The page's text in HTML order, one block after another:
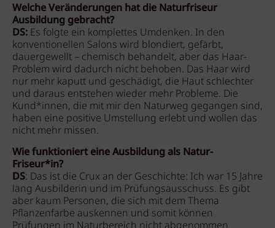
Welche Veränderungen hat die Naturfriseur
Ausbildung gebracht?
DS: Es folgte ein komplettes Umdenken. In den
konventionellen Salons wird blondiert, gefärbt,
dauergewellt – chemisch behandelt, aber das Haar-
Problem wird dadurch nicht behoben. Das Haar wird
nur mehr kaputt und geschädigt, die Haut schlechter
und daraus entstehen wieder mehr Probleme. Die
Kund*innen, die mit mir den Naturweg gegangen sind,
haben eine positive Umstellung erlebt und wollen das
nicht mehr missen.
Wie funktioniert eine Ausbildung als Natur-
Friseur*in?
DS: Das ist die Crux an der Geschichte: Ich war 15 Jahre
lang Ausbilderin und im Prüfungsausschuss. Es gibt
aber kaum Personen, die sich mit dem Thema
Pflanzenfarbe auskennen und somit können